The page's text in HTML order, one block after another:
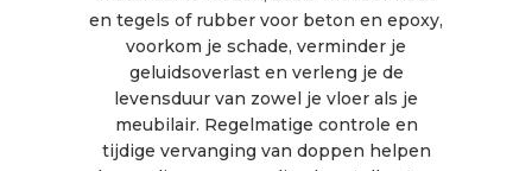
en tegels of rubber voor beton en epoxy,
voorkom je schade, verminder je
geluidsoverlast en verleng je de
levensduur van zowel je vloer als je
meubilair. Regelmatige controle en
tijdige vervanging van doppen helpen